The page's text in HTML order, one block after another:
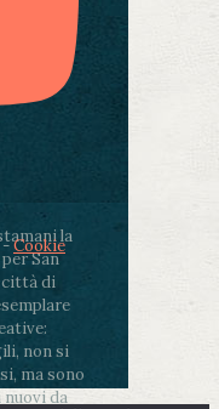
la
San
città di
non si
ma sono
da
-Cookie